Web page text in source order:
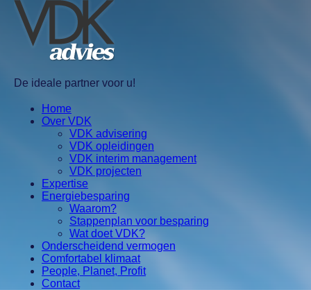
De ideale partner voor u!
Home
Over VDK
VDK advisering
VDK opleidingen
VDK interim management
VDK projecten
Expertise
Energiebesparing
Waarom?
Stappenplan voor besparing
Wat doet VDK?
Onderscheidend vermogen
Comfortabel klimaat
People, Planet, Profit
Contact